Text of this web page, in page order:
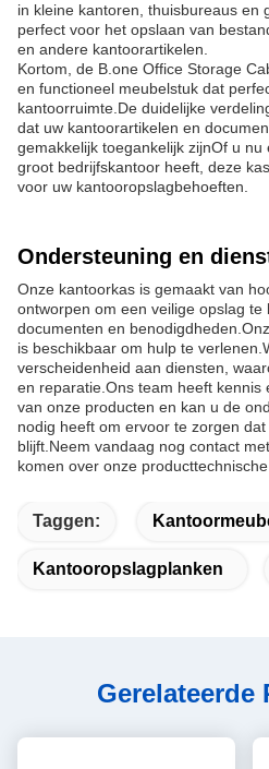
in kleine kantoren, thuisbureaus en
perfect voor het opslaan van
en andere kantoorartikelen.
Kortom, de B.one Office Storage
en functioneel meubelstuk dat
kantoorruimte.De duidelijke
dat uw kantoorartikelen en
gemakkelijk toegankelijk zijnOf u
groot bedrijfskantoor heeft, deze
voor uw kantooropslagbehoeften.
Ondersteuning en
Onze kantoorkas is gemaakt van
ontworpen om een veilige opslag
documenten en
is beschikbaar om hulp te
verscheidenheid aan diensten,
en reparatie.Ons team heeft kennis
van onze producten en kan u de
nodig heeft om ervoor te zorgen
blijft.Neem vandaag nog contact
komen over onze
Taggen:
Kantooropslagplanken
Gerelateerde